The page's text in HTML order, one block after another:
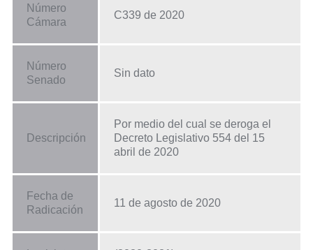
Número
Cámara
C339 de 2020
Número
Senado
Sin dato
Descripción
Por medio del cual se deroga el
Decreto Legislativo 554 del 15
abril de 2020
Fecha de
Radicación
11 de agosto de 2020